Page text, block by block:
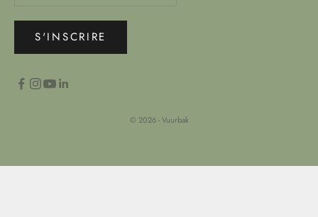
S'INSCRIRE
© 2026 - Vuurbak